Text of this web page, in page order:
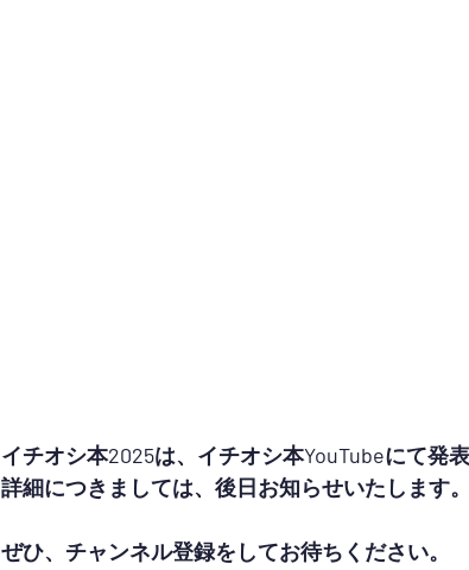
イチオシ本2025は、イチオシ本YouTubeにて発表
詳細につきましては、後日お知らせいたします。
ぜひ、チャンネル登録をしてお待ちください。